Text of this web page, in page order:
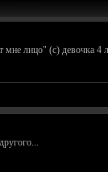
мне лицо" (с) девочка 4